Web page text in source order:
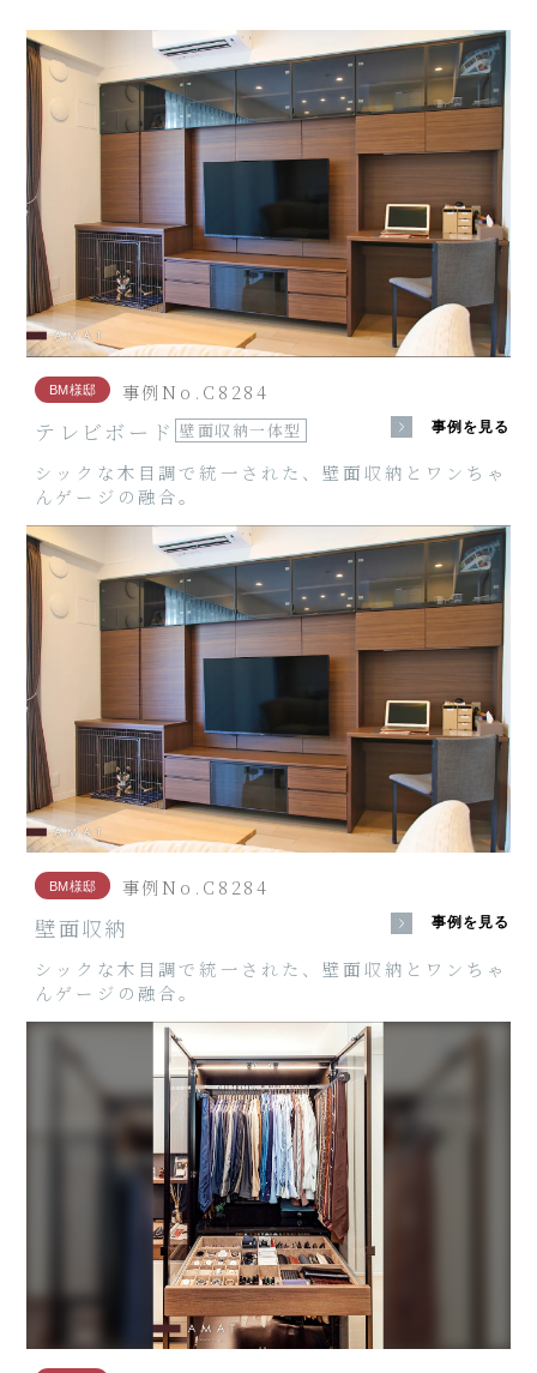
BM様邸 事例No.C8284
テレビボード 壁面収納一体型 事例を見る
シックな木目調で統一された、壁面収納とワンちゃ
んゲージの融合。
BM様邸 事例No.C8284
壁面収納 事例を見る
シックな木目調で統一された、壁面収納とワンちゃ
んゲージの融合。